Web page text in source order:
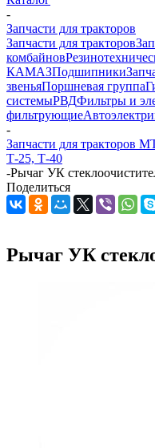
-
Запчасти для тракторов
Запчасти для тракторов
комбайнов
КАМАЗПодшипники
звеньяПоршневая группа
системыРВДФильтры и
фильтрующие
-
Запчасти для тракторов
Т-25, Т-40
-Рычаг УК
Поделиться
Рычаг УК